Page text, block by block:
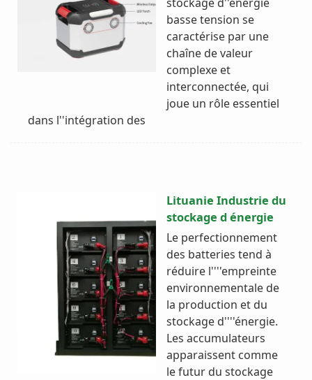
basse tension se
caractérise par une
chaîne de valeur
complexe et
interconnectée, qui
joue un rôle essentiel
dans l''intégration des
Lituanie Industrie du
stockage d énergie
Le perfectionnement
des batteries tend à
réduire l''''empreinte
environnementale de
la production et du
stockage d''''énergie.
Les accumulateurs
apparaissent comme
le futur du stockage